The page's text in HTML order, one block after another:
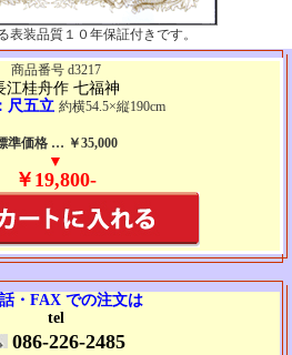
装品質１０年保証付きです。
商品番号 d3217
江桂舟作 七福神
尺五立 約横54.5×縦190cm
準価格 … ￥35,000
▼
￥19,800-
・FAX での注文は
tel
086-226-2485